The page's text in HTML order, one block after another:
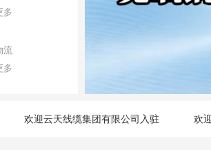
多
流
多
云天线缆集团有限公司入驻 欢迎鑫远线